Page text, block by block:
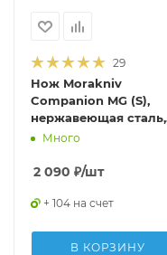
29
Нож Morakniv
Companion MG (S),
нержавеющая сталь,
цвет хаки, 11827
Много
2 090 ₽/шт
+ 104 на счет
В КОРЗИНУ